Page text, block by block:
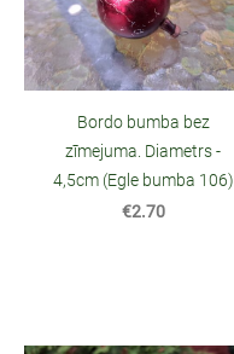
Bordo bumba bez
zīmejuma. Diametrs -
4,5cm (Egle bumba 106)
€2.70